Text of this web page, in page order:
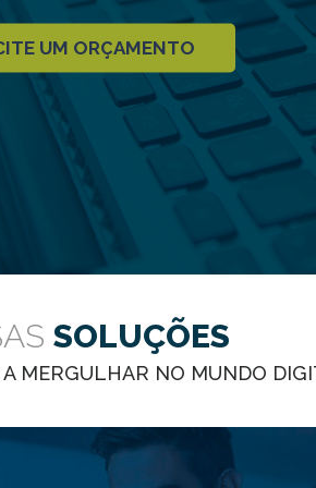
UM ORÇAMENTO
SOLUÇÕES
MERGULHAR NO MUNDO